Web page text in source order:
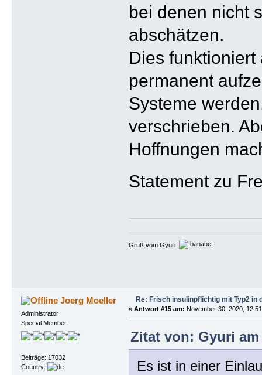
bei denen nicht
abschätzen.
Dies
permanent
Systeme
verschrieben.
Hoffnungen
Statement zu
Gruß vom Gyuri
Joerg Moeller
Administrator
Special Member
Beiträge: 17032
Country:
Re: Frisch insulinpflichtig mit Typ2 in
« Antwort #15 am: November 30, 2020,
Zitat von: Gyuri am
Es ist in einer